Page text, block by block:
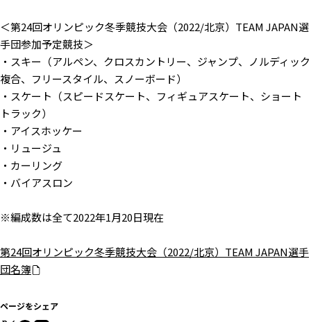
＜第24回オリンピック冬季競技大会（2022/北京）TEAM JAPAN選
手団参加予定競技＞
・スキー（アルペン、クロスカントリー、ジャンプ、ノルディック
複合、フリースタイル、スノーボード）
・スケート（スピードスケート、フィギュアスケート、ショート
トラック）
・アイスホッケー
・リュージュ
・カーリング
・バイアスロン
※編成数は全て2022年1月20日現在
第24回オリンピック冬季競技大会（2022/北京）TEAM JAPAN選手
団名簿
ページをシェア